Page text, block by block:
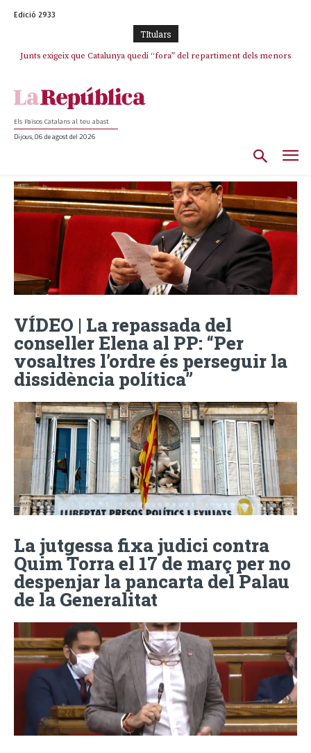
Edició 2933
TItulars
Junts exigeix que Catalunya quedi “fora” del repartiment dels menors
Els Països Catalans al teu abast
Dijous, 06 de agost del 2026
VÍDEO | La repassada del
conseller Elena al PP: “Per
vosaltres l’ordre és perseguir la
dissidència política”
La jutgessa fixa judici contra
Quim Torra el 17 de març per no
despenjar la pancarta del Palau
de la Generalitat